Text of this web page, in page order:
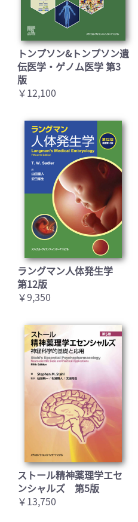
トンプソン&トンプソン遺
伝医学・ゲノム医学 第3
版
￥12,100
ラングマン人体発生学
第12版
￥9,350
ストール精神薬理学エセ
ンシャルズ 第5版
￥13,750